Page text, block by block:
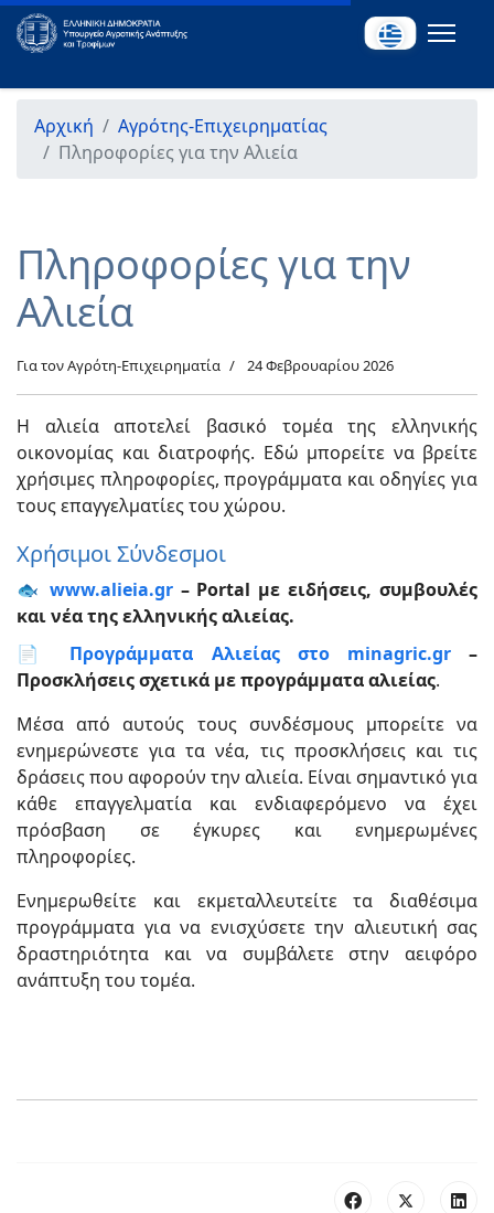
Αρχική
Αγρότης-Επιχειρηματίας
Πληροφορίες για την Αλιεία
Πληροφορίες για την
Αλιεία
Για τον Αγρότη-Επιχειρηματία 24 Φεβρουαρίου 2026
Η αλιεία αποτελεί βασικό τομέα της ελληνικής
οικονομίας και διατροφής. Εδώ μπορείτε να βρείτε
χρήσιμες πληροφορίες, προγράμματα και οδηγίες για
τους επαγγελματίες του χώρου.
Χρήσιμοι Σύνδεσμοι
🐟 www.alieia.gr – Portal με ειδήσεις, συμβουλές
και νέα της ελληνικής αλιείας.
📄 Προγράμματα Αλιείας στο minagric.gr
–
Προσκλήσεις σχετικά με προγράμματα αλιείας.
Μέσα από αυτούς τους συνδέσμους μπορείτε να
ενημερώνεστε για τα νέα, τις προσκλήσεις και τις
δράσεις που αφορούν την αλιεία. Είναι σημαντικό για
κάθε επαγγελματία και ενδιαφερόμενο να έχει
πρόσβαση σε έγκυρες και ενημερωμένες
πληροφορίες.
Ενημερωθείτε και εκμεταλλευτείτε τα διαθέσιμα
προγράμματα για να ενισχύσετε την αλιευτική σας
δραστηριότητα και να συμβάλετε στην αειφόρο
ανάπτυξη του τομέα.